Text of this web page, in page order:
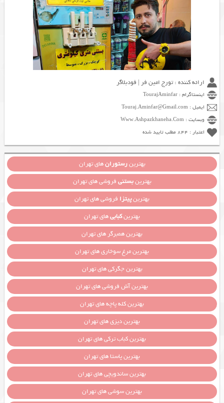
ارائه کننده : تورج امین فر | فودبلاگر
اینستاگرام : TourajAminfar
ایمیل : Touraj.Aminfar@Gmail.com
وبسایت : Www.Ashpazkhaneha.Com
اعتبار : 844 مطلب تایید شده
بهترینرستورانهای تهران
بهترینبستنی فروشی های تهران
بهترینپیتزا فروشی های تهران
بهترینکبابیهای تهران
بهترین همبرگر های تهران
بهترین مرغ سوخاری های تهران
بهترین جگرکی های تهران
بهترین آش فروشی های تهران
بهترین کله پاچه های تهران
بهترین دیزی های تهران
بهترین کباب ترکی های تهران
بهترین پاستا های تهران
بهترین ساندویچی های تهران
بهترین سوشی های تهران